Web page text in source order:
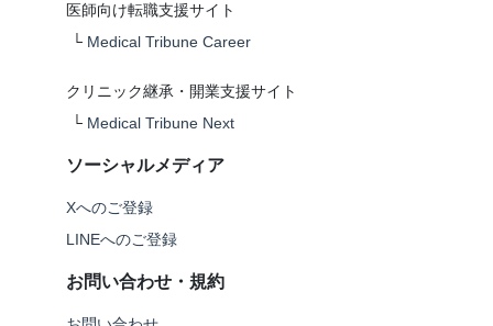
医師向け転職支援サイト
└ Medical Tribune Career
クリニック継承・開業支援サイト
└ Medical Tribune Next
ソーシャルメディア
Xへのご登録
LINEへのご登録
お問い合わせ・規約